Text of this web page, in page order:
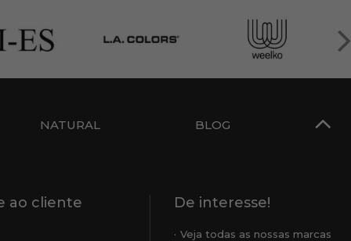
NATURAL BLOG
ao cliente De interesse!
Veja todas as nossas marcas